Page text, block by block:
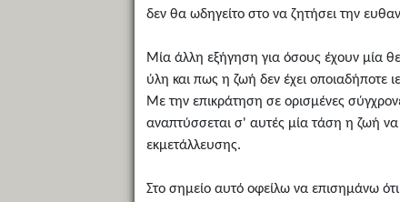
δεν θα ωδηγείτο στο να ζητήσει την
Μία άλλη εξήγηση για όσους έχουν μία
ύλη και πως η ζωή δεν έχει οποιαδήποτε
Με την επικράτηση σε ορισμένες
αναπτύσσεται σ' αυτές μία τάση η ζωή να
εκμετάλλευσης.
Στο σημείο αυτό οφείλω να επισημάνω ότι